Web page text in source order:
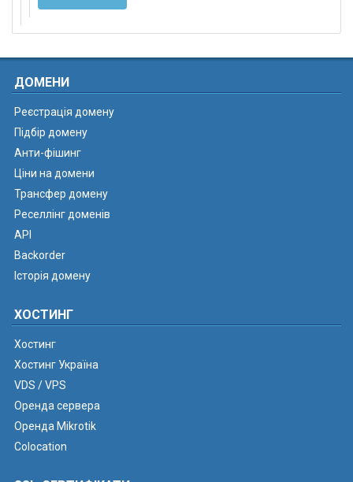
ДОМЕНИ
Реєстрація домену
Підбір домену
Анти-фішинг
Ціни на домени
Трансфер домену
Реселлінг доменів
API
Backorder
Історія домену
ХОСТИНГ
Хостинг
Хостинг Україна
VDS / VPS
Оренда сервера
Оренда Mikrotik
Colocation